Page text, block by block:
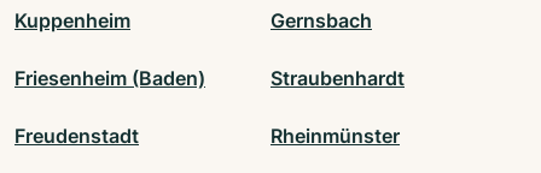
Kuppenheim Gernsbach
Friesenheim (Baden) Straubenhardt
Freudenstadt Rheinmünster